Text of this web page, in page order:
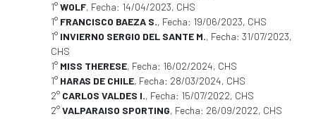
1°WOLF, Fecha: 14/04/2023, CHS
1° FRANCISCO BAEZA S., Fecha: 19/06/2023, CHS
1° INVIERNO SERGIO DEL SANTE M., Fecha: 31/07/2023,
CHS
1° MISS THERESE, Fecha: 16/02/2024, CHS
1° HARAS DE CHILE, Fecha: 28/03/2024, CHS
2° CARLOS VALDES I., Fecha: 15/07/2022, CHS
2°VALPARAISO SPORTING, Fecha: 26/09/2022, CHS